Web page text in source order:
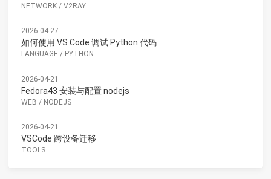
NETWORK / V2RAY
2026-04-27
如何使用 VS Code 调试 Python 代码
LANGUAGE / PYTHON
2026-04-21
Fedora43 安装与配置 nodejs
WEB / NODEJS
2026-04-21
VSCode 跨设备迁移
TOOLS